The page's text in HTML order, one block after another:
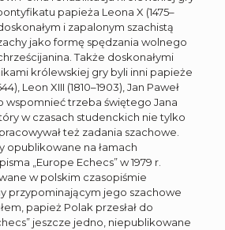
papieża Leona X (1475–
i zapalonym szachistą
jako formę spędzania wolnego
Także doskonałymi
królewskiej gry byli inni papieże
Leon XIII (1810–1903), Jan Paweł
wspomnieć trzeba świętego Jana
w czasach studenckich nie tylko
też zadania szachowe.
opublikowane na łamach
„Europe Echecs” w 1979 r.
w polskim czasopiśmie
przypominającym jego szachowe
papież Polak przesłał do
jeszcze jedno, niepublikowane